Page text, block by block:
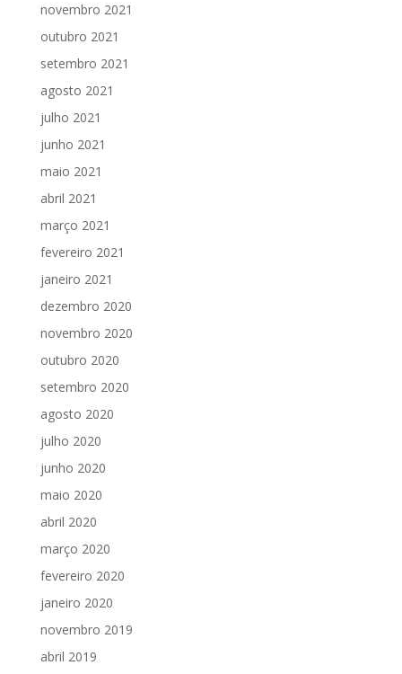
novembro 2021
outubro 2021
setembro 2021
agosto 2021
julho 2021
junho 2021
maio 2021
abril 2021
março 2021
fevereiro 2021
janeiro 2021
dezembro 2020
novembro 2020
outubro 2020
setembro 2020
agosto 2020
julho 2020
junho 2020
maio 2020
abril 2020
março 2020
fevereiro 2020
janeiro 2020
novembro 2019
abril 2019